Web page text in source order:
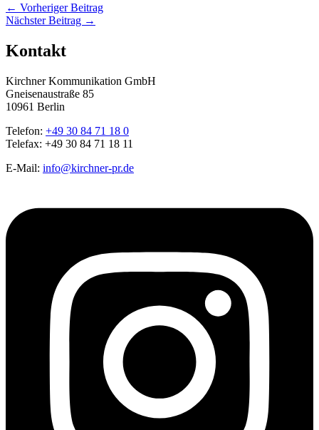
← Vorheriger Beitrag
Nächster Beitrag →
Kontakt
Kirchner Kommunikation GmbH
Gneisenaustraße 85
10961 Berlin
Telefon: +49 30 84 71 18 0
Telefax: +49 30 84 71 18 11
E-Mail: info@kirchner-pr.de